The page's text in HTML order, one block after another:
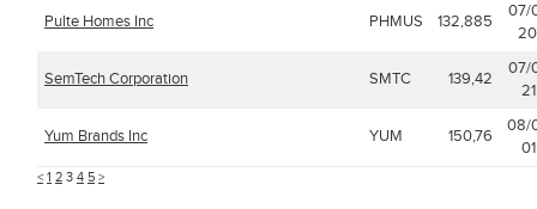
Pulte Homes Inc PHMUS 132,885
07/
SemTech Corporation SMTC 139,42
07/
Yum Brands Inc YUM 150,76
08/
< 1 2 3 4 5 >